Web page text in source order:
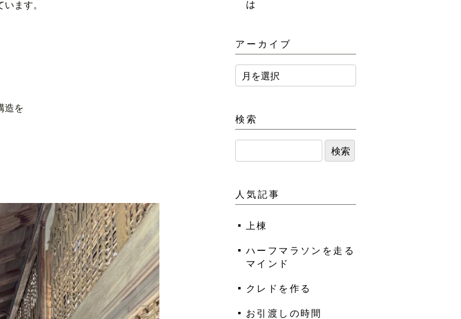
ます。
造を
は
アーカイブ
検索
人気記事
上棟
ハーフマラソンを走る
マインド
クレドを作る
お引渡しの時間